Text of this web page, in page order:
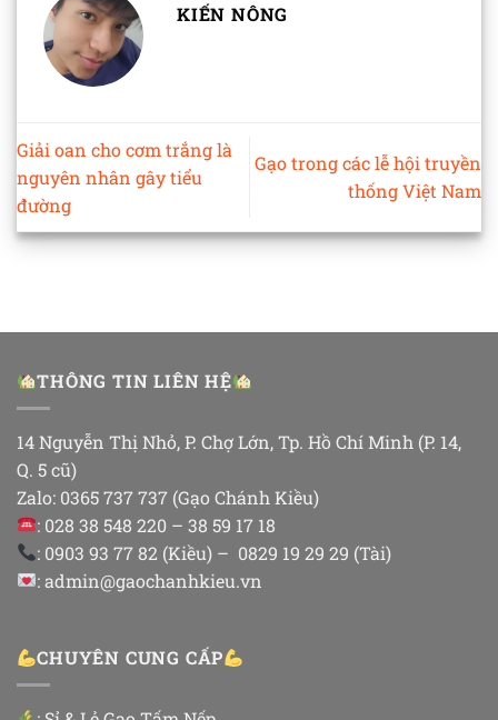
KIẾN NÔNG
Giải oan cho cơm trắng là
nguyên nhân gây tiểu
đường
Gạo trong các lễ hội truyền
thống Việt Nam
THÔNG TIN LIÊN HỆ
14 Nguyễn Thị Nhỏ, P. Chợ Lớn, Tp. Hồ Chí Minh (P. 14,
Q. 5 cũ)
Zalo: 0365 737 737 (Gạo Chánh Kiều)
: 028 38 548 220 – 38 59 17 18
: 0903 93 77 82 (Kiều) – 0829 19 29 29 (Tài)
: admin@gaochanhkieu.vn
CHUYÊN CUNG CẤP